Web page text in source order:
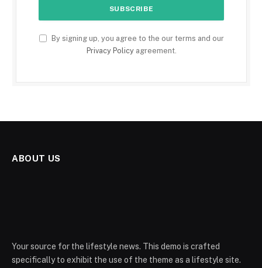
By signing up, you agree to the our terms and our
Privacy Policyagreement.
ABOUT US
Your source for the lifestyle news. This demo is crafted
specifically to exhibit the use of the theme as a lifestyle site.